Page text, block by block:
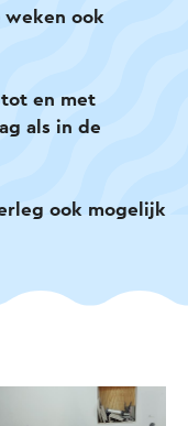
weken ook
en met
als in de
ook mogelijk